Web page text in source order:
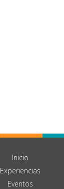
Inicio
Experiencias
Eventos